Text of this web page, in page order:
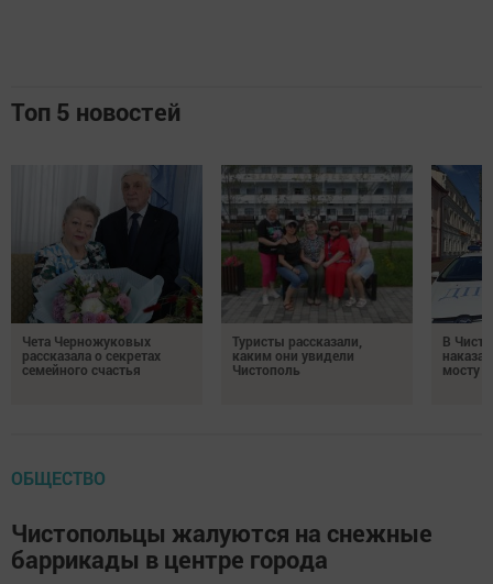
Топ 5 новостей
Чета Черножуковых
рассказала о секретах
семейного счастья
Туристы рассказали,
каким они увидели
Чистополь
В
мосту
ОБЩЕСТВО
Чистопольцы жалуются на снежные
баррикады в центре города